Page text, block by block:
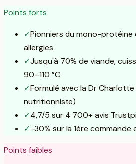
Points forts
✓Pionniers du mono-protéine
allergies
✓Jusqu'à 70% de viande,
90–110 °C
✓Formulé avec la Dr
nutritionniste)
✓4,7/5 sur 4 700+ avis
✓-30% sur la 1ère commande
Points faibles